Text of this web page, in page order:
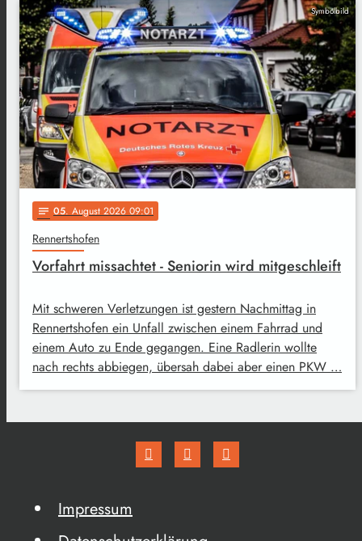
Symbolbild
notes 05. August 2026 09:01
Rennertshofen
Vorfahrt missachtet - Seniorin wird mitgeschleift
Mit schweren Verletzungen ist gestern Nachmittag in
Rennertshofen ein Unfall zwischen einem Fahrrad und
einem Auto zu Ende gegangen. Eine Radlerin wollte
nach rechts abbiegen, übersah dabei aber einen PKW …
Impressum